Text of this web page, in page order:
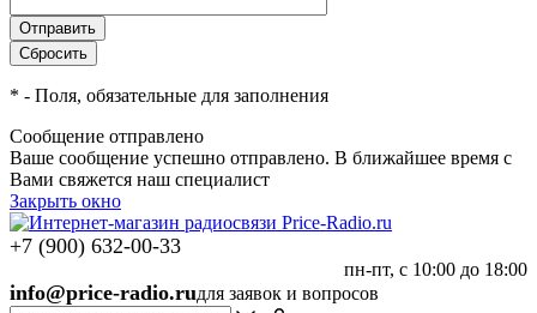
* - Поля, обязательные для заполнения
Сообщение отправлено
Ваше сообщение успешно отправлено. В ближайшее время с
Вами свяжется наш специалист
Закрыть окно
+7 (900) 632-00-33
пн-пт, с 10:00 до 18:00
info@price-radio.ruдля заявок и вопросов